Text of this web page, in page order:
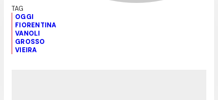
OGGI
FIORENTINA
VANOLI
GROSSO
VIEIRA